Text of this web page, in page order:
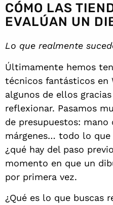
CÓMO LAS
EVALÚAN UN
Lo que realmente
Últimamente hemos
técnicos fantásticos en
algunos de ellos
reflexionar. Pasamos
de presupuestos: mano
márgenes… todo lo que
¿qué hay del paso
momento en que un
por primera vez.
¿Qué es lo que buscas